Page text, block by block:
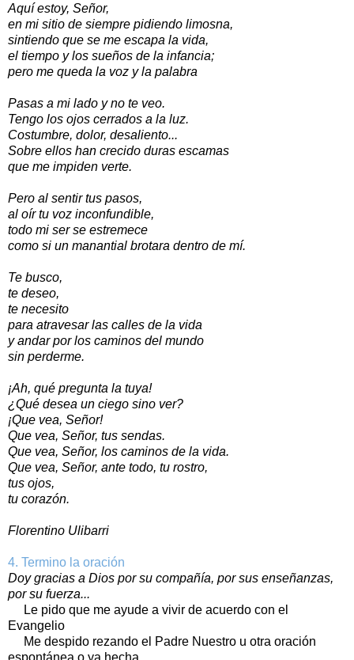
Aquí estoy, Señor,
en mi sitio de siempre pidiendo limosna,
sintiendo que se me escapa la vida,
el tiempo y los sueños de la infancia;
pero me queda la voz y la palabra
Pasas a mi lado y no te veo.
Tengo los ojos cerrados a la luz.
Costumbre, dolor, desaliento...
Sobre ellos han crecido duras escamas
que me impiden verte.
Pero al sentir tus pasos,
al oír tu voz inconfundible,
todo mi ser se estremece
como si un manantial brotara dentro de mí.
Te busco,
te deseo,
te necesito
para atravesar las calles de la vida
y andar por los caminos del mundo
sin perderme.
¡Ah, qué pregunta la tuya!
¿Qué desea un ciego sino ver?
¡Que vea, Señor!
Que vea, Señor, tus sendas.
Que vea, Señor, los caminos de la vida.
Que vea, Señor, ante todo, tu rostro,
tus ojos,
tu corazón.
Florentino Ulibarri
4. Termino la oración
Doy gracias a Dios por su compañía, por sus enseñanzas,
por su fuerza...
Le pido que me ayude a vivir de acuerdo con el
Evangelio
Me despido rezando el Padre Nuestro u otra oración
espontánea o ya hecha.